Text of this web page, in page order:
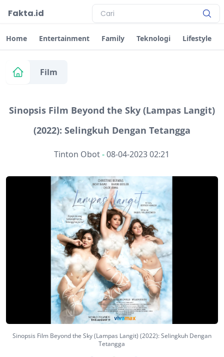
Fakta.id
Home Entertainment Family Teknologi Lifestyle
Film
Sinopsis Film Beyond the Sky (Lampas Langit)
(2022): Selingkuh Dengan Tetangga
Tinton Obot-08-04-2023 02:21
Sinopsis Film Beyond the Sky (Lampas Langit) (2022): Selingkuh Dengan
Tetangga